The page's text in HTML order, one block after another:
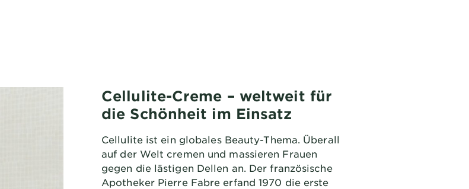
Cellulite-Creme – weltweit für
die Schönheit im Einsatz
Cellulite ist ein globales Beauty-Thema. Überall
auf der Welt cremen und massieren Frauen
gegen die lästigen Dellen an. Der französische
Apotheker Pierre Fabre erfand 1970 die erste